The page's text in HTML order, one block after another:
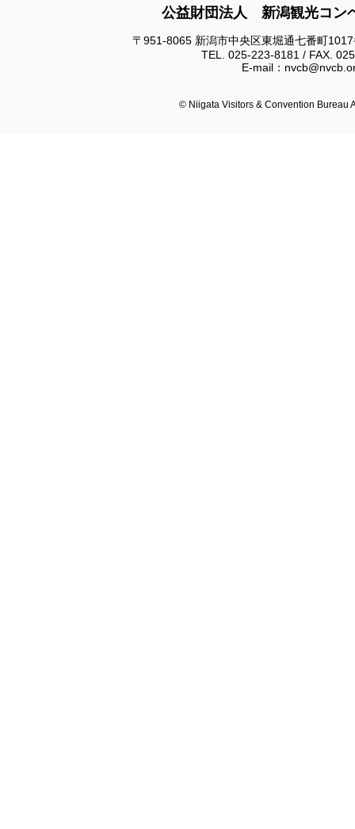
公益財団法人 新潟観光コン
〒951-8065 新潟市中央区東堀通七番町
TEL. 025-223-8181 / FAX.
E-mail：
© Niigata Visitors & Convention Bureau